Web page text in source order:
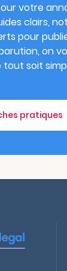
votre
clairs,
pour
on
soit
pratiques